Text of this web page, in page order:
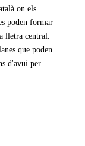
on els
poden formar
lletra central.
que poden
d'avui per